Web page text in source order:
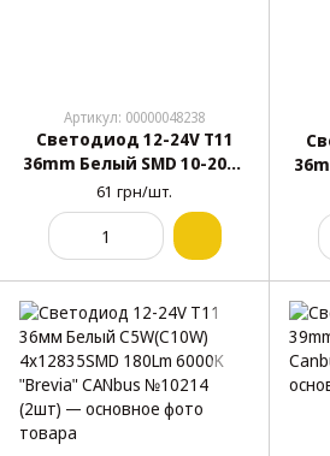
Артикул: 00000048238
Светодиод 12-24V T11
36mm Белый SMD 10-2016
Canbus 160Lm №111
61 грн/шт.